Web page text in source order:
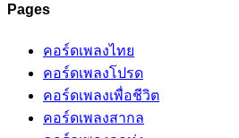
Pages
คอร์ดเพลงไทย
คอร์ดเพลงโปรด
คอร์ดเพลงเพื่อชีวิต
คอร์ดเพลงสากล